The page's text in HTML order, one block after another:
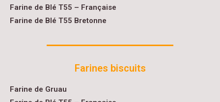
Farine de Blé T55 – Française
Farine de Blé T55 Bretonne
Farines biscuits
Farine de Gruau